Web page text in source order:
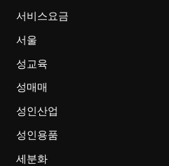
서비스요금
서울
성교육
성매매
성인산업
성인용품
세분화